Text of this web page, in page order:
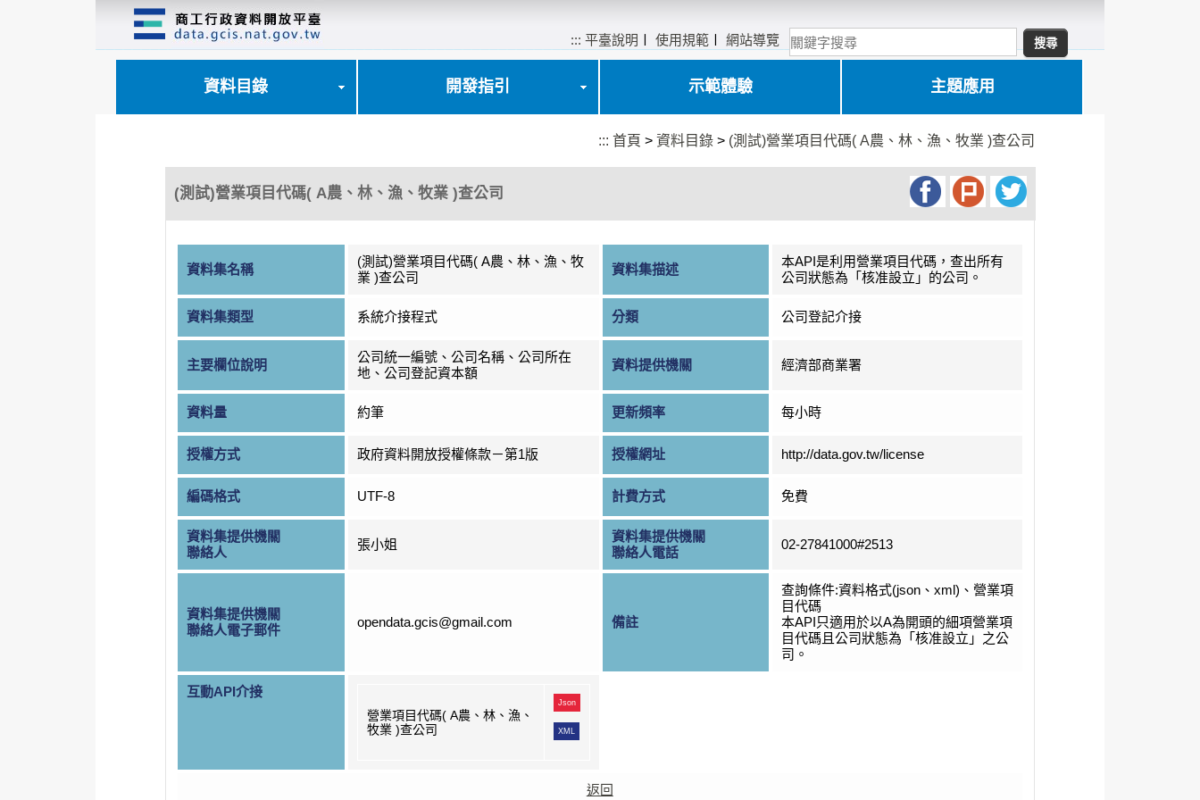
::: 平臺說明 〡使用規範 〡網站導覽
資料目錄 開發指引 示範體驗 主題應用
::: 首頁 >資料目錄 > (測試)營業項目代碼( A農、林、漁、牧業 )查公司
(測試)營業項目代碼( A農、林、漁、牧業 )查公司
資料集名稱
(測試)營業項目代碼( A農、林、漁、牧
業 )查公司
資料集描述
本API是利用營業項目代碼，查出所有
公司狀態為「核准設立」的公司。
資料集類型 系統介接程式 分類 公司登記介接
主要欄位說明
公司統一編號、公司名稱、公司所在
地、公司登記資本額
資料提供機關 經濟部商業署
資料量 約筆 更新頻率 每小時
授權方式 政府資料開放授權條款－第1版 授權網址 http://data.gov.tw/license
編碼格式 UTF-8 計費方式 免費
資料集提供機關
聯絡人
張小姐
資料集提供機關
聯絡人電話
02-27841000#2513
資料集提供機關
聯絡人電子郵件
opendata.gcis@gmail.com 備註
查詢條件:資料格式(json、xml)、營業項
目代碼
本API只適用於以A為開頭的細項營業項
目代碼且公司狀態為「核准設立」之公
司。
互動API介接
營業項目代碼( A農、林、漁、
牧業 )查公司
Json
XML
返回